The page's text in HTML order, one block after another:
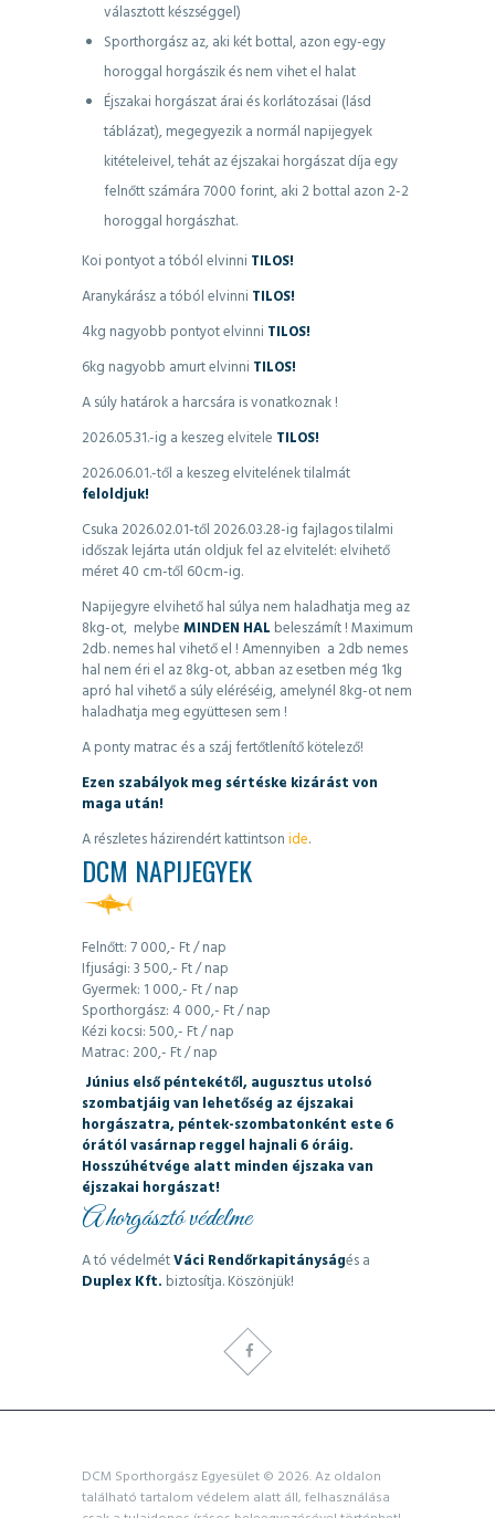
választott készséggel)
Sporthorgász az, aki két bottal, azon egy-egy
horoggal horgászik és nem vihet el halat
Éjszakai horgászat árai és korlátozásai (lásd
táblázat), megegyezik a normál napijegyek
kitételeivel, tehát az éjszakai horgászat díja egy
felnőtt számára 7000 forint, aki 2 bottal azon 2-2
horoggal horgászhat.
Koi pontyot a tóból elvinni TILOS!
Aranykárász a tóból elvinni TILOS!
4kg nagyobb pontyot elvinni TILOS!
6kg nagyobb amurt elvinni TILOS!
A súly határok a harcsára is vonatkoznak !
2026.05.31.-ig a keszeg elvitele TILOS!
2026.06.01.-től a keszeg elvitelének tilalmát
feloldjuk!
Csuka 2026.02.01-től 2026.03.28-ig fajlagos tilalmi
időszak lejárta után oldjuk fel az elvitelét: elvihető
méret 40 cm-től 60cm-ig.
Napijegyre elvihető hal súlya nem haladhatja meg az
8kg-ot, melybeMINDEN HAL beleszámít ! Maximum
2db. nemes hal vihető el ! Amennyiben a 2db nemes
hal nem éri el az 8kg-ot, abban az esetben még 1kg
apró hal vihető a súly eléréséig, amelynél 8kg-ot nem
haladhatja meg együttesen sem !
A ponty matrac és a száj fertőtlenítő kötelező!
Ezen szabályok meg sértéske kizárást von
maga után!
A részletes házirendért kattintsonide.
DCM NAPIJEGYEK
Felnőtt: 7 000,- Ft / nap
Ifjusági: 3 500,- Ft / nap
Gyermek: 1 000,- Ft / nap
Sporthorgász: 4 000,- Ft / nap
Kézi kocsi: 500,- Ft / nap
Matrac: 200,- Ft / nap
Június első péntekétől, augusztus utolsó
szombatjáig van lehetőség az éjszakai
horgászatra, péntek-szombatonként este 6
órától vasárnap reggel hajnali 6 óráig.
Hosszúhétvége alatt minden éjszaka van
éjszakai horgászat!
A horgásztó védelme
A tó védelmétVáci Rendőrkapitányságés a
Duplex Kft. biztosítja. Köszönjük!
DCM Sporthorgász Egyesület © 2026. Az oldalon
található tartalom védelem alatt áll, felhasználása